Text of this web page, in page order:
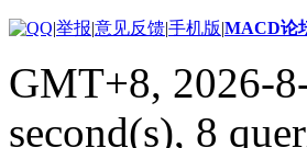
|举报|意见反馈|手机版|MACD论
GMT+8, 2026-
second(s), 8